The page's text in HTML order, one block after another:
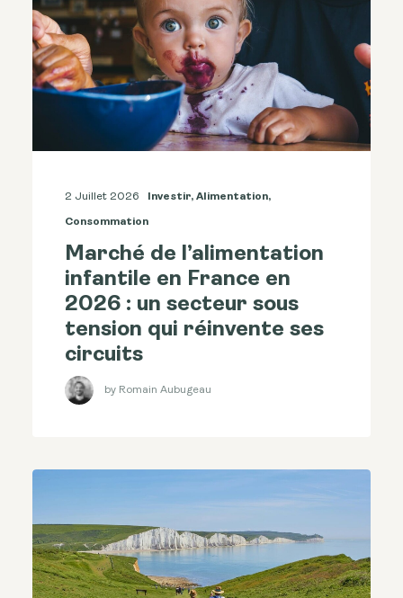
2 Juillet 2026 Investir, Alimentation,
Consommation
Marché de l’alimentation
infantile en France en
2026 : un secteur sous
tension qui réinvente ses
circuits
by Romain Aubugeau